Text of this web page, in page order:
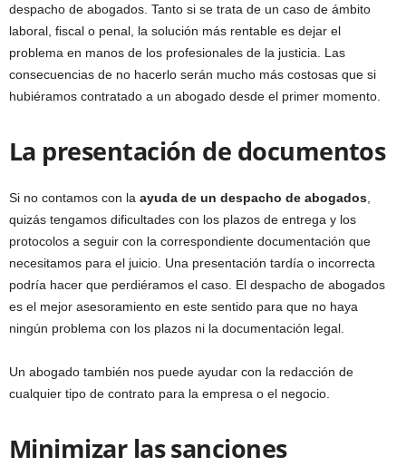
despacho de abogados. Tanto si se trata de un caso de ámbito
laboral, fiscal o penal, la solución más rentable es dejar el
problema en manos de los profesionales de la justicia. Las
consecuencias de no hacerlo serán mucho más costosas que si
hubiéramos contratado a un abogado desde el primer momento.
La presentación de documentos
Si no contamos con la ayuda de un despacho de abogados
quizás tengamos dificultades con los plazos de entrega y los
protocolos a seguir con la correspondiente documentación que
necesitamos para el juicio. Una presentación tardía o incorrecta
podría hacer que perdiéramos el caso. El despacho de abogados
es el mejor asesoramiento en este sentido para que no haya
ningún problema con los plazos ni la documentación legal.
Un abogado también nos puede ayudar con la redacción de
cualquier tipo de contrato para la empresa o el negocio.
Minimizar las sanciones